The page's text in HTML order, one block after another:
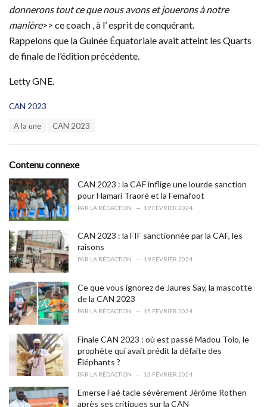
donnerons tout ce que nous avons et jouerons à notre
manière>> ce coach , à l’ esprit de conquérant.
Rappelons que la Guinée Équatoriale avait atteint les Quarts
de finale de l’édition précédente.
Letty GNE.
C
o
r
i
e
s
:
CAN 2023
:
A la une CAN 2023
Contenu connexe
CAN 2023 : la CAF inflige une lourde sanction
pour Hamari Traoré et la Femafoot
PAR LA RÉDACTION 19 FÉVRIER 2024
CAN 2023 : la FIF sanctionnée par la CAF, les
raisons
PAR LA RÉDACTION 19 FÉVRIER 2024
Ce que vous ignorez de Jaures Say, la mascotte
de la CAN 2023
PAR LA RÉDACTION 15 FÉVRIER 2024
Finale CAN 2023 : où est passé Madou Tolo, le
prophète qui avait prédit la défaite des
Éléphants ?
PAR LA RÉDACTION 13 FÉVRIER 2024
Emerse Faé tacle sévèrement Jérôme Rothen
après ses critiques sur la CAN